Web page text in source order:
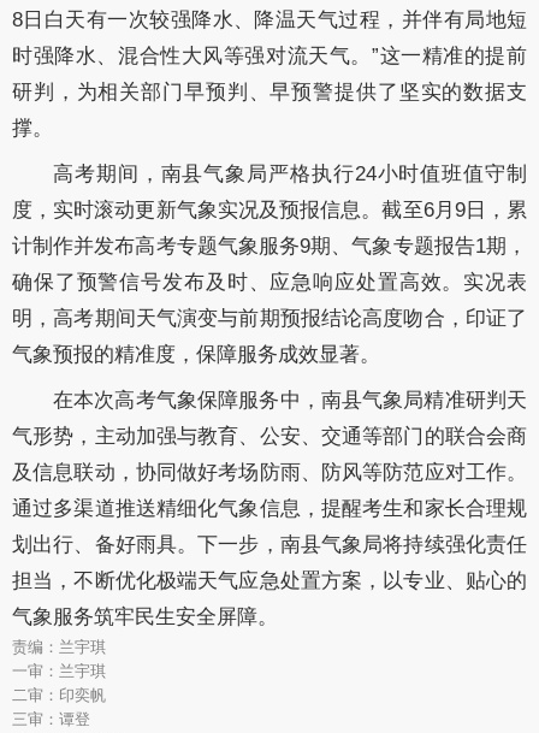
8日白天有一次较强降水、降温天气过程，并伴有局地短
时强降水、混合性大风等强对流天气。”这一精准的提前
研判，为相关部门早预判、早预警提供了坚实的数据支
撑。
高考期间，南县气象局严格执行24小时值班值守制
度，实时滚动更新气象实况及预报信息。截至6月9日，累
计制作并发布高考专题气象服务9期、气象专题报告1期，
确保了预警信号发布及时、应急响应处置高效。实况表
明，高考期间天气演变与前期预报结论高度吻合，印证了
气象预报的精准度，保障服务成效显著。
在本次高考气象保障服务中，南县气象局精准研判天
气形势，主动加强与教育、公安、交通等部门的联合会商
及信息联动，协同做好考场防雨、防风等防范应对工作。
通过多渠道推送精细化气象信息，提醒考生和家长合理规
划出行、备好雨具。下一步，南县气象局将持续强化责任
担当，不断优化极端天气应急处置方案，以专业、贴心的
气象服务筑牢民生安全屏障。
责编：兰宇琪
一审：兰宇琪
二审：印奕帆
三审：谭登